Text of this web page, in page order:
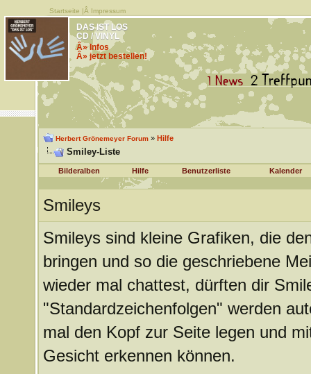
Startseite |Â Impressum
DAS IST LOS
CD / VINYL
Â» Infos
Â» jetzt bestellen!
Herbert Grönemeyer Forum» Hilfe
Smiley-Liste
Bilderalben Hilfe Benutzerliste Kalender
Smileys
Smileys sind kleine Grafiken, die
bringen und so die geschriebene
wieder mal chattest, dürften dir
"Standardzeichenfolgen" werden
mal den Kopf zur Seite legen und
Gesicht erkennen können.